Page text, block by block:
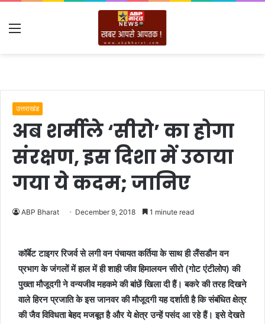
Menu
उत्तराखंड
अब शर्मीले ‘सीरो’ का होगा
संरक्षण, इस दिशा में उठाया
गया ये कदम; जानिए
ABP Bharat December 9, 2018 1 minute read
कॉर्बेट टाइगर रिजर्व से लगी वन पंचायत कर्तिया के साथ ही लैंसडौन वन
प्रभाग के जंगलों में हाल में ही शाही जीव हिमालयन सीरो (गोट एंटीलोप) की
पुख्ता मौजूदगी ने वन्यजीव महकमे की बांछें खिला दी हैं। बकरे की तरह दिखने
वाले हिरन प्रजाति के इस जानवर की मौजूदगी यह दर्शाती है कि संबंधित क्षेत्र
की जैव विविधता बेहद मजबूत है और ये क्षेत्र उन्हें पसंद आ रहे हैं। इसे देखते